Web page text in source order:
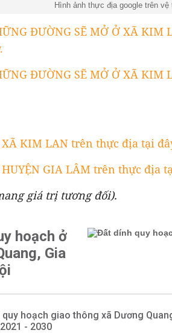
Hình ảnh thực địa google trên vệ
ĐƯỜNG SẼ MỞ Ở XÃ
ĐƯỜNG SẼ MỞ Ở XÃ
XÃ KIM LAN trên thực địa tại
GIA LÂM trên thực địa
giá trị tương đối).
hoạch ở
Gia
quy hoạch giao thông xã Dương
- 2030